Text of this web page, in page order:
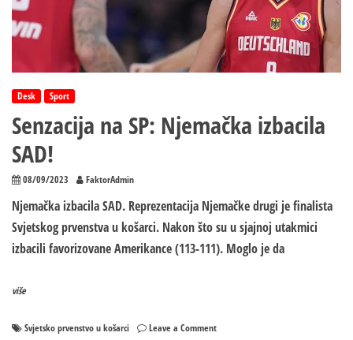
Desk Sport
Senzacija na SP: Njemačka izbacila
SAD!
08/09/2023 FaktorAdmin
Njemačka izbacila SAD. Reprezentacija Njemačke drugi je finalista
Svjetskog prvenstva u košarci. Nakon što su u sjajnoj utakmici
izbacili favorizovane Amerikance (113-111). Moglo je da
više
Svjetsko prvenstvo u košarci Leave a Commenton